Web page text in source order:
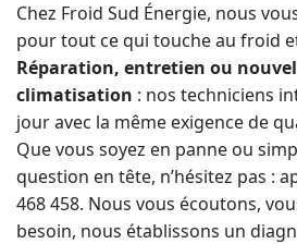
Chez Froid Sud Énergie, nous
pour tout ce qui touche au froid
Réparation, entretien ou
climatisation : nos techniciens
jour avec la même exigence de
Que vous soyez en panne ou
question en tête, n’hésitez pas :
468 458. Nous vous écoutons,
besoin, nous établissons un